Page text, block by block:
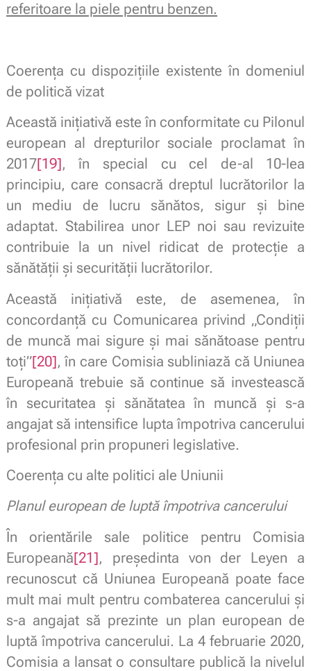
referitoare la piele pentru benzen.
Coerența cu dispozițiile existente în domeniul
de politică vizat
Această inițiativă este în conformitate cu Pilonul
european al drepturilor sociale proclamat în
2017[19], în special cu cel de-al 10-lea
principiu, care consacră dreptul lucrătorilor la
un mediu de lucru sănătos, sigur și bine
adaptat. Stabilirea unor LEP noi sau revizuite
contribuie la un nivel ridicat de protecție a
sănătății și securității lucrătorilor.
Această inițiativă este, de asemenea, în
concordanță cu Comunicarea privind „Condiții
de muncă mai sigure și mai sănătoase pentru
toți”[20], în care Comisia subliniază că Uniunea
Europeană trebuie să continue să investească
în securitatea și sănătatea în muncă și s-a
angajat să intensifice lupta împotriva cancerului
profesional prin propuneri legislative.
Coerența cu alte politici ale Uniunii
Planul european de luptă împotriva cancerului
În orientările sale politice pentru Comisia
Europeană[21], președinta von der Leyen a
recunoscut că Uniunea Europeană poate face
mult mai mult pentru combaterea cancerului și
s-a angajat să prezinte un plan european de
luptă împotriva cancerului. La 4 februarie 2020,
Comisia a lansat o consultare publică la nivelul